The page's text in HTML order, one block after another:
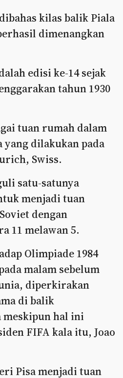
kilas balik Piala
dimenangkan
edisi ke-14 sejak
tahun 1930
tuan rumah dalam
yang dilakukan pada
Swiss.
satu-satunya
menjadi tuan
dengan
11 melawan 5.
Olimpiade 1984
malam sebelum
diperkirakan
di balik
meskipun hal ini
FIFA kala itu, Joao
Pisa menjadi tuan